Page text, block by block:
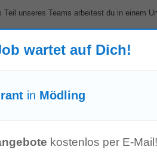
unseres Teams arbeitest du in einem
Lounge“
70 und 90 Mitarbeitenden betreiben wir
wartet auf Dich!
in Mödling
kostenlos per E-Mail!